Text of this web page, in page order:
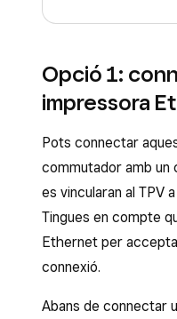
Opció 1:
impressora
Pots connectar
commutador amb
es vincularan al TPV
Tingues en compte
Ethernet per
connexió.
Abans de connectar